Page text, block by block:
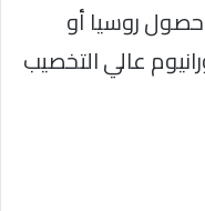
روسيا أو
عالي التخصيب